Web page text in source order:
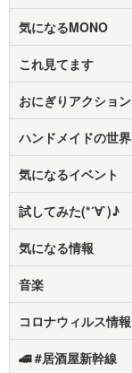
気になるMONO
これ見てます
おにぎりアクション
ハンドメイドの世界
気になるイベント
試してみた(*´∀`)♪
気になる情報
音楽
コロナウィルス情報
🚄 #居酒屋新幹線